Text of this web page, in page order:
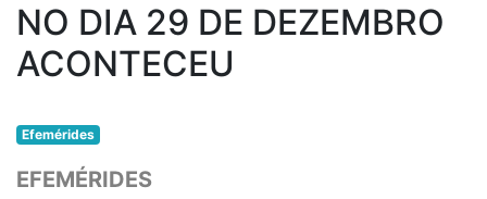
NO DIA 29 DE DEZEMBRO
ACONTECEU
Efemérides
EFEMÉRIDES